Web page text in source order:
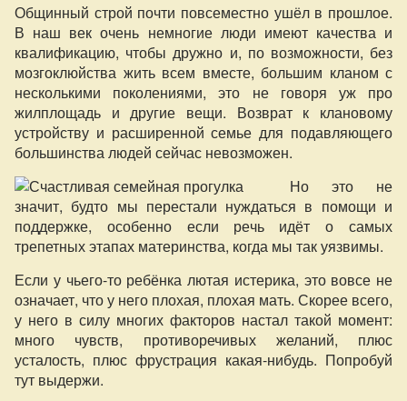
Общинный строй почти повсеместно ушёл в прошлое.
В наш век очень немногие люди имеют качества и
квалификацию, чтобы дружно и, по возможности, без
мозгоклюйства жить всем вместе, большим кланом с
несколькими поколениями, это не говоря уж про
жилплощадь и другие вещи. Возврат к клановому
устройству и расширенной семье для подавляющего
большинства людей сейчас невозможен.
Но это не
значит, будто мы перестали нуждаться в помощи и
поддержке, особенно если речь идёт о самых
трепетных этапах материнства, когда мы так уязвимы.
Если у чьего-то ребёнка лютая истерика, это вовсе не
означает, что у него плохая, плохая мать. Скорее всего,
у него в силу многих факторов настал такой момент:
много чувств, противоречивых желаний, плюс
усталость, плюс фрустрация какая-нибудь. Попробуй
тут выдержи.